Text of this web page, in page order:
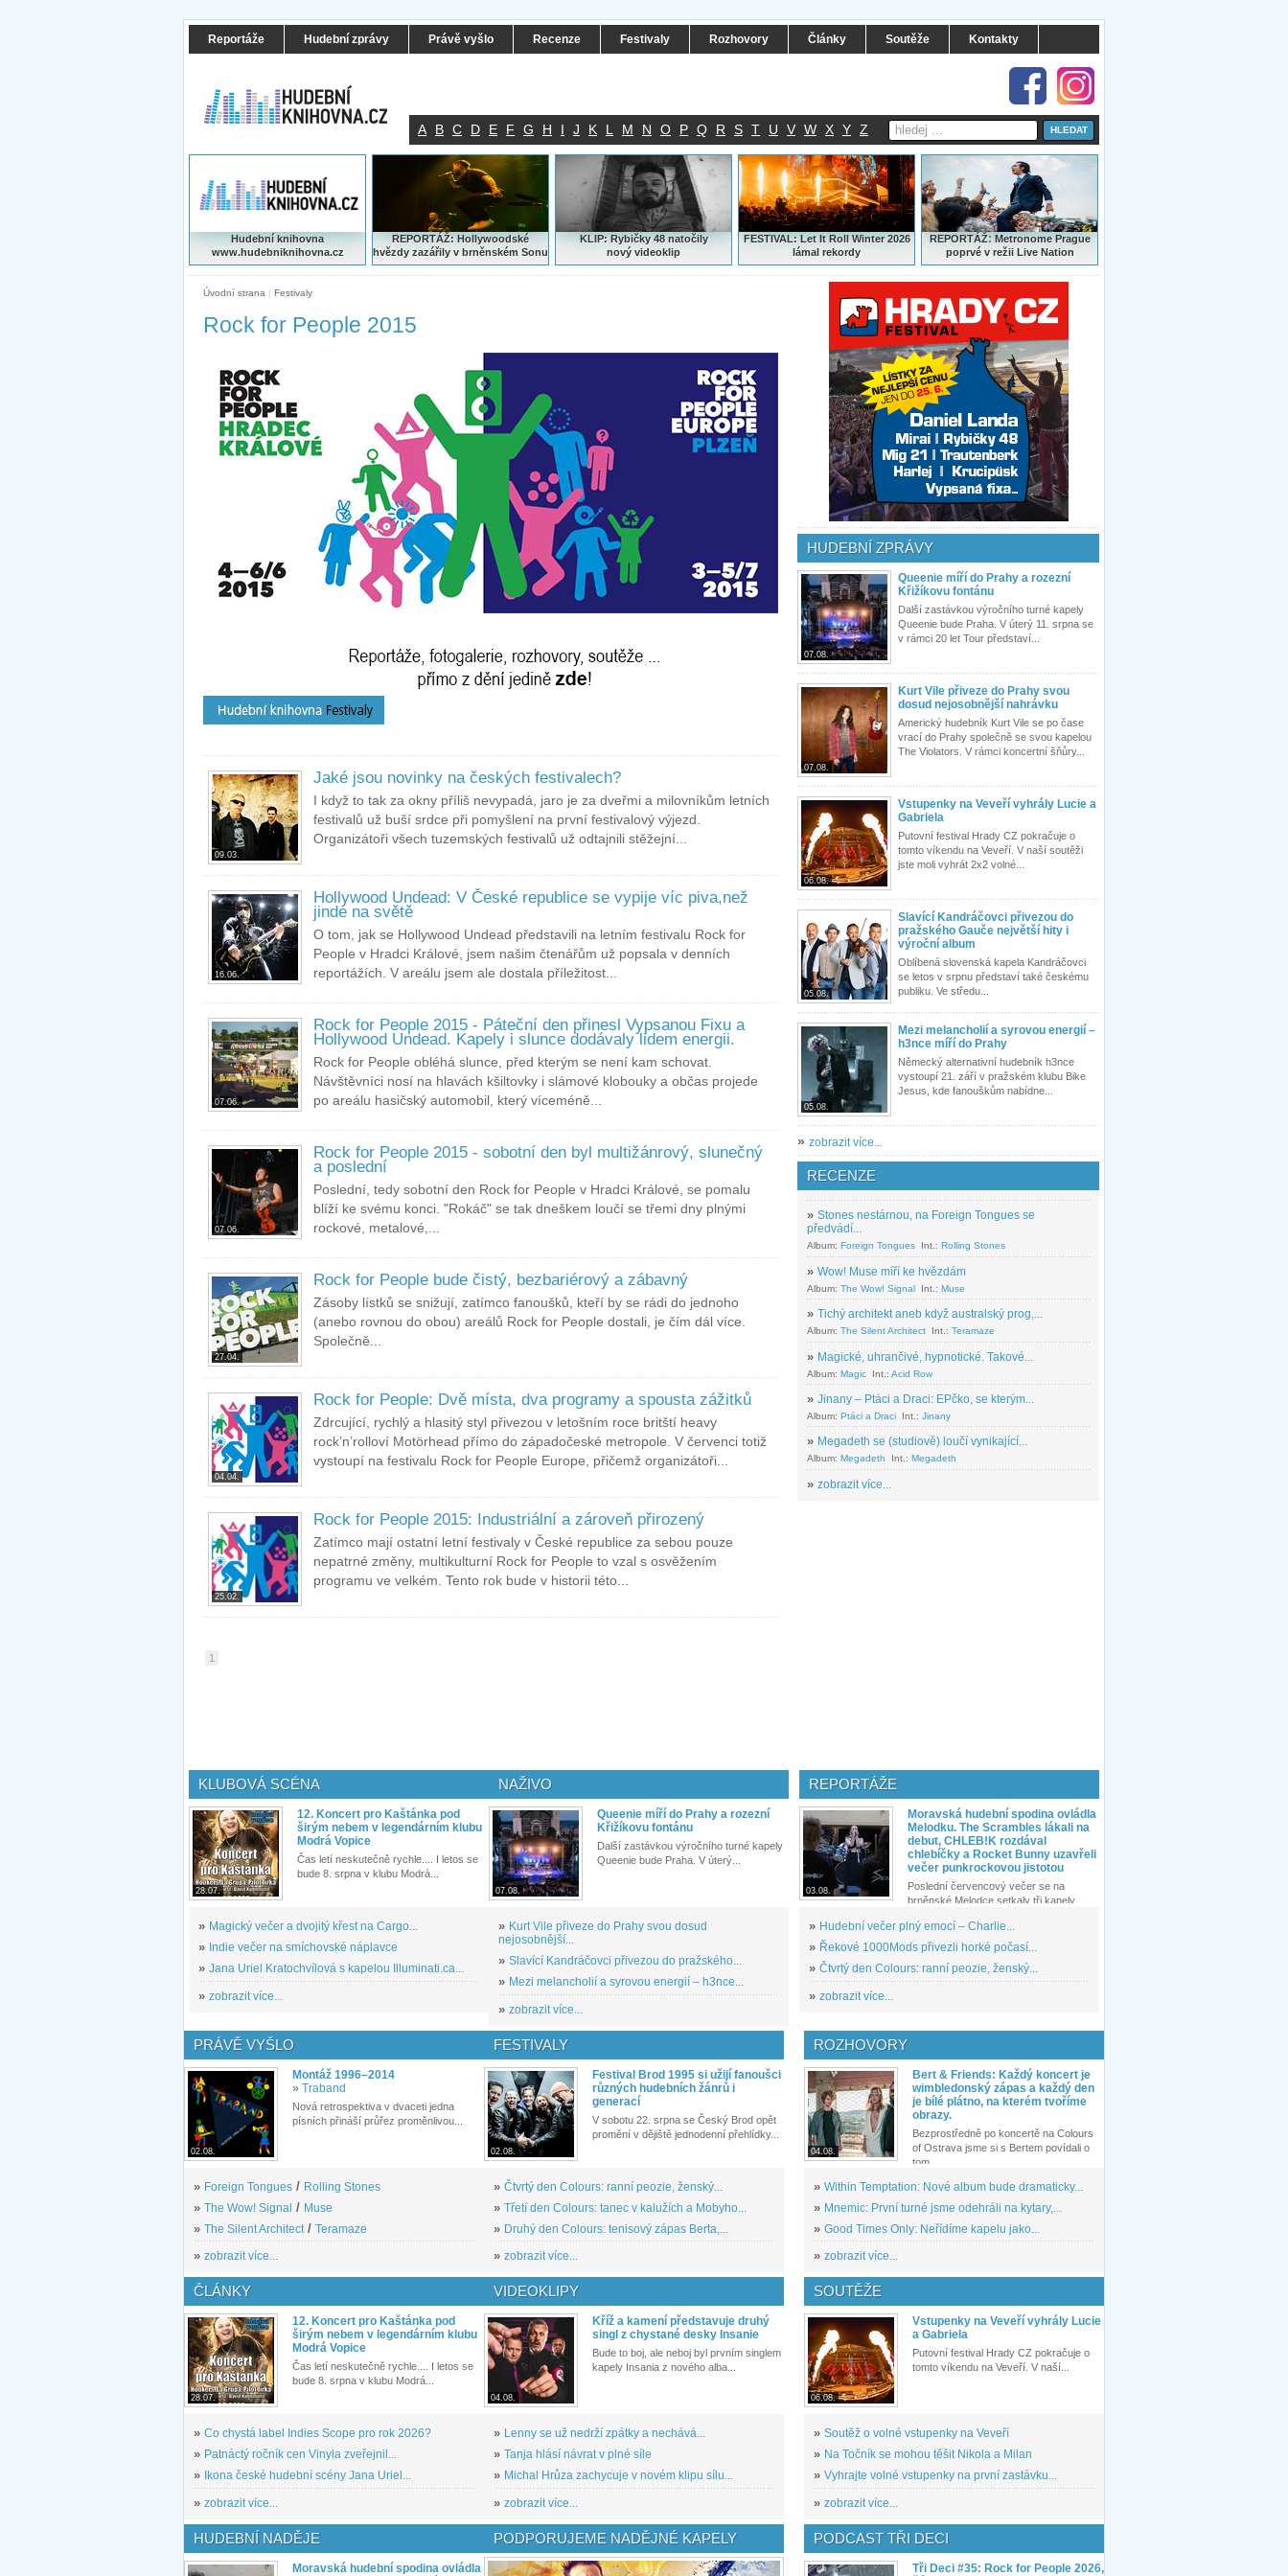
Reportáže Hudební zprávy Právě vyšlo Recenze Festivaly Rozhovory Články Soutěže Kontakty
A B C D E F G H I J K L M N O P Q R S T U V W X Y Z
Hudební knihovna
www.hudebniknihovna.cz
REPORTÁŽ: Hollywoodské
hvězdy zazářily v brněnském Sonu
KLIP: Rybičky 48 natočily
nový videoklip
FESTIVAL: Let It Roll Winter 2026
lámal rekordy
REPORTÁŽ:Metronome Prague
poprvé v režii Live Nation
Úvodní strana | Festivaly
Rock for People 2015
09.03.
Jaké jsou novinky na českých festivalech?
I když to tak za okny příliš nevypadá, jaro je za dveřmi a milovníkům letních
festivalů už buší srdce při pomyšlení na první festivalový výjezd.
Organizátoři všech tuzemských festivalů už odtajnili stěžejní...
16.06.
Hollywood Undead: V České republice se vypije víc piva,než
jinde na světě
O tom, jak se Hollywood Undead představili na letním festivalu Rock for
People v Hradci Králové, jsem našim čtenářům už popsala v denních
reportážích. V areálu jsem ale dostala příležitost...
07.06.
Rock for People 2015 - Páteční den přinesl Vypsanou Fixu a
Hollywood Undead. Kapely i slunce dodávaly lidem energii.
Rock for People obléhá slunce, před kterým se není kam schovat.
Návštěvníci nosí na hlavách kšiltovky i slámové klobouky a občas projede
po areálu hasičský automobil, který víceméně...
07.06.
Rock for People 2015 - sobotní den byl multižánrový, slunečný
a poslední
Poslední, tedy sobotní den Rock for People v Hradci Králové, se pomalu
blíží ke svému konci. "Rokáč" se tak dneškem loučí se třemi dny plnými
rockové, metalové,...
27.04.
Rock for People bude čistý, bezbariérový a zábavný
Zásoby lístků se snižují, zatímco fanoušků, kteří by se rádi do jednoho
(anebo rovnou do obou) areálů Rock for People dostali, je čím dál více.
Společně...
04.04.
Rock for People: Dvě místa, dva programy a spousta zážitků
Zdrcující, rychlý a hlasitý styl přivezou v letošním roce britští heavy
rock’n’rolloví Motörhead přímo do západočeské metropole. V červenci totiž
vystoupí na festivalu Rock for People Europe, přičemž organizátoři...
25.02.
Rock for People 2015: Industriální a zároveň přirozený
Zatímco mají ostatní letní festivaly v České republice za sebou pouze
nepatrné změny, multikulturní Rock for People to vzal s osvěžením
programu ve velkém. Tento rok bude v historii této...
1
HUDEBNÍ ZPRÁVY
07.08.
Queenie míří do Prahy a rozezní
Křižíkovu fontánu
Další zastávkou výročního turné kapely
Queenie bude Praha. V úterý 11. srpna se
v rámci 20 let Tour představí...
07.08.
Kurt Vile přiveze do Prahy svou
dosud nejosobnější nahrávku
Americký hudebník Kurt Vile se po čase
vrací do Prahy společně se svou kapelou
The Violators. V rámci koncertní šňůry...
06.08.
Vstupenky na Veveří vyhrály Lucie a
Gabriela
Putovní festival Hrady CZ pokračuje o
tomto víkendu na Veveří. V naší soutěži
jste moli vyhrát 2x2 volné...
05.08.
Slavící Kandráčovci přivezou do
pražského Gauče největší hity i
výroční album
Oblíbená slovenská kapela Kandráčovci
se letos v srpnu představí také českému
publiku. Ve středu...
05.08.
Mezi melancholií a syrovou energií –
h3nce míří do Prahy
Německý alternativní hudebník h3nce
vystoupí 21. září v pražském klubu Bike
Jesus, kde fanouškům nabídne...
» zobrazit více...
RECENZE
» Stones nestárnou, na Foreign Tongues se
předvádí...
Album: Foreign Tongues Int.: Rolling Stones
» Wow! Muse míří ke hvězdám
Album: The Wow! Signal Int.: Muse
» Tichý architekt aneb když australský prog,...
Album: The Silent Architect Int.: Teramaze
» Magické, uhrančivé, hypnotické. Takové...
Album: Magic Int.: Acid Row
» Jinany – Ptáci a Draci: EPčko, se kterým...
Album: Ptáci a Draci Int.: Jinany
» Megadeth se (studiově) loučí vynikající...
Album: Megadeth Int.: Megadeth
» zobrazit více...
KLUBOVÁ SCÉNA
28.07.
12. Koncert pro Kaštánka pod
širým nebem v legendárním klubu
Modrá Vopice
Čas letí neskutečně rychle.... I letos se
bude 8. srpna v klubu Modrá...
» Magický večer a dvojitý křest na Cargo...
» Indie večer na smíchovské náplavce
» Jana Uriel Kratochvílová s kapelou Illuminati.ca...
» zobrazit více...
NAŽIVO
07.08.
Queenie míří do Prahy a rozezní
Křižíkovu fontánu
Další zastávkou výročního turné kapely
Queenie bude Praha. V úterý...
» Kurt Vile přiveze do Prahy svou dosud
nejosobnější...
» Slavící Kandráčovci přivezou do pražského...
» Mezi melancholií a syrovou energií – h3nce...
» zobrazit více...
REPORTÁŽE
03.08.
Moravská hudební spodina ovládla
Melodku. The Scrambles lákali na
debut, CHLEB!K rozdával
chlebíčky a Rocket Bunny uzavřeli
večer punkrockovou jistotou
Poslední červencový večer se na
brněnské Melodce setkaly tři kapely...
» Hudební večer plný emocí – Charlie...
» Řekové 1000Mods přivezli horké počasí...
» Čtvrtý den Colours: ranní peozie, ženský...
» zobrazit více...
PRÁVĚ VYŠLO
02.08.
Montáž 1996–2014
» Traband
Nová retrospektiva v dvaceti jedna
písních přináší průřez proměnlivou...
» Foreign Tongues / Rolling Stones
» The Wow! Signal / Muse
» The Silent Architect / Teramaze
» zobrazit více...
FESTIVALY
02.08.
Festival Brod 1995 si užijí fanoušci
různých hudebních žánrů i
generací
V sobotu 22. srpna se Český Brod opět
promění v dějiště jednodenní přehlídky...
» Čtvrtý den Colours: ranní peozie, ženský...
» Třetí den Colours: tanec v kalužích a Mobyho...
» Druhý den Colours: tenisový zápas Berta,...
» zobrazit více...
ROZHOVORY
04.08.
Bert & Friends: Každý koncert je
wimbledonský zápas a každý den
je bílé plátno, na kterém tvoříme
obrazy.
Bezprostředně po koncertě na Colours
of Ostrava jsme si s Bertem povídali o
tom,...
» Within Temptation: Nové album bude dramaticky...
» Mnemic: První turné jsme odehráli na kytary,...
» Good Times Only: Neřídíme kapelu jako...
» zobrazit více...
ČLÁNKY
28.07.
12. Koncert pro Kaštánka pod
širým nebem v legendárním klubu
Modrá Vopice
Čas letí neskutečně rychle.... I letos se
bude 8. srpna v klubu Modrá...
» Co chystá label Indies Scope pro rok 2026?
» Patnáctý ročník cen Vinyla zveřejnil...
»
Ikona české hudební scény Jana Uriel...
» zobrazit více...
VIDEOKLIPY
04.08.
Kříž a kamení představuje druhý
singl z chystané desky Insanie
Bude to boj, ale neboj byl prvním singlem
kapely Insania z nového alba...
» Lenny se už nedrží zpátky a nechává...
» Tanja hlásí návrat v plné síle
» Michal Hrůza zachycuje v novém klipu sílu...
» zobrazit více...
SOUTĚŽE
06.08.
Vstupenky na Veveří vyhrály Lucie
a Gabriela
Putovní festival Hrady CZ pokračuje o
tomto víkendu na Veveří. V naší...
» Soutěž o volné vstupenky na Veveří
» Na Točník se mohou těšit Nikola a Milan
» Vyhrajte volné vstupenky na první zastávku...
» zobrazit více...
HUDEBNÍ NADĚJE
Moravská hudební spodina ovládla
PODPORUJEME NADĚJNÉ KAPELY PODCAST TŘI DECI
Tři Deci #35: Rock for People 2026,